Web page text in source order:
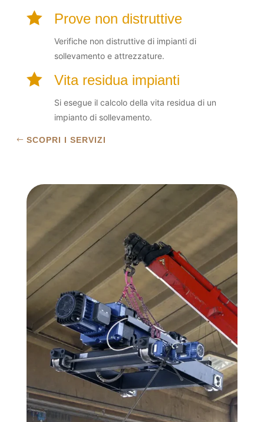
 Prove non distruttive
Verifiche non distruttive di impianti di
sollevamento e attrezzature.
 Vita residua impianti
Si esegue il calcolo della vita residua di un
impianto di sollevamento.
SCOPRI I SERVIZI